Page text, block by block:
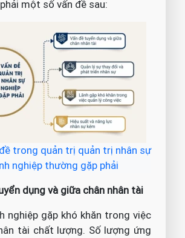
một số vấn đề sau:
trong quản trị quản trị nhân sự
nghiệp thường gặp phải
dụng và giữa chân nhân tài
nghiệp gặp khó khăn trong việc
tài chất lượng. Số lượng ứng